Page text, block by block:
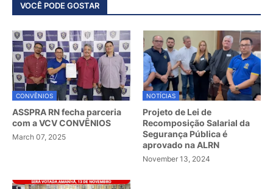
VOCÊ PODE GOSTAR
CONVÊNIOS
ASSPRA RN fecha parceria
com a VCV CONVÊNIOS
March 07, 2025
NOTÍCIAS
Projeto de Lei de
Recomposição Salarial da
Segurança Pública é
aprovado na ALRN
November 13, 2024